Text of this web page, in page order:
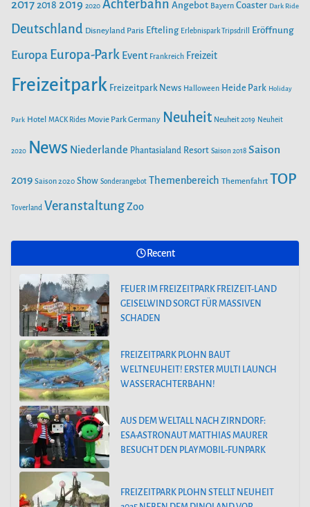
e
n
o
o
g
r
m
b
e
2017 2018 2019 2020 Achterbahn Angebot Bayern Coaster Dark Ride
Deutschland Disneyland Paris Efteling Erlebnispark Tripsdrill Eröffnung
Europa Europa-Park Event Frankreich Freizeit
Freizeitpark Freizeitpark News Halloween Heide Park Holiday
Park Hotel MACK Rides Movie Park Germany Neuheit Neuheit 2019 Neuheit
2020 News Niederlande Phantasialand Resort Saison 2018 Saison
2019 Saison 2020 Show Sonderangebot Themenbereich Themenfahrt TOP
Toverland VeranstaltungZoo
Recent
FEUER IM FREIZEITPARK FREIZEIT-LAND
GEISELWIND SORGT FÜR MASSIVEN
SCHADEN
FREIZEITPARK PLOHN BAUT
WELTNEUHEIT! ERSTER MULTI LAUNCH
WASSERACHTERBAHN!
AUS DEM WELTALL NACH ZIRNDORF:
ESA-ASTRONAUT MATTHIAS MAURER
BESUCHT DEN PLAYMOBIL-FUNPARK
FREIZEITPARK PLOHN STELLT NEUHEIT